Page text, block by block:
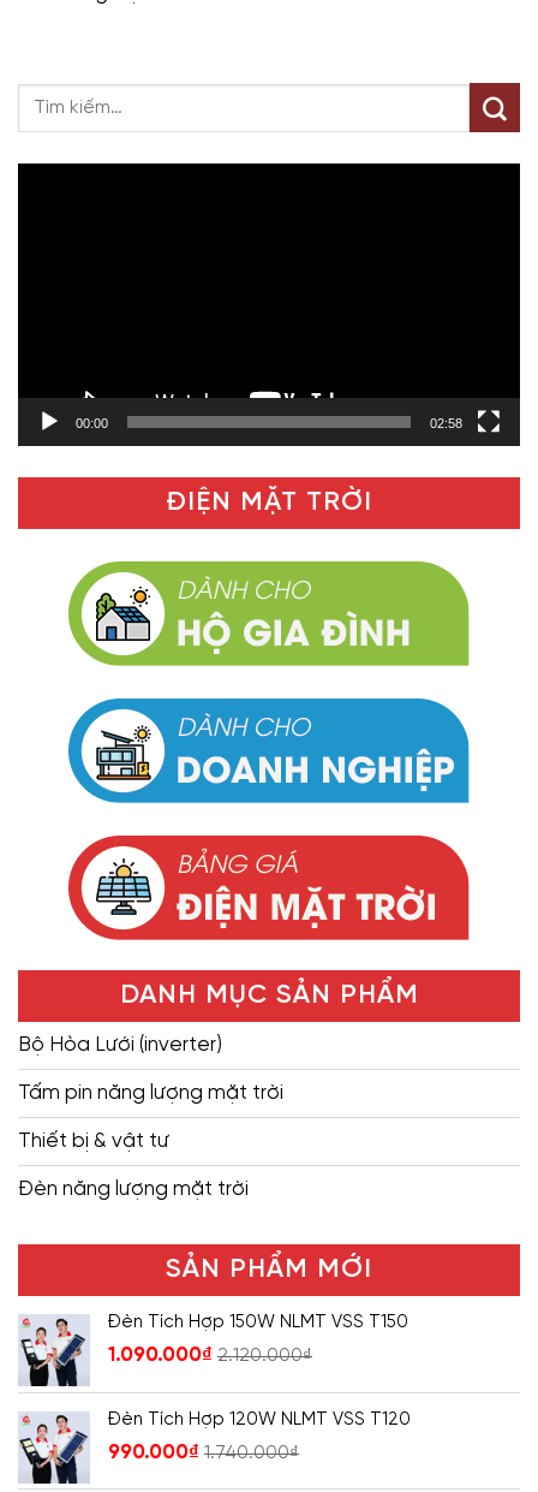
00:00 02:58
ĐIỆN MẶT TRỜI
DANH MỤC SẢN PHẨM
Bộ Hòa Lưới (inverter)
Tấm pin năng lượng mặt trời
Thiết bị & vật tư
Đèn năng lượng mặt trời
SẢN PHẨM MỚI
Đèn Tích Hợp 150W NLMT VSS T150
1.090.000₫ 2.120.000₫
Đèn Tích Hợp 120W NLMT VSS T120
990.000₫ 1.740.000₫